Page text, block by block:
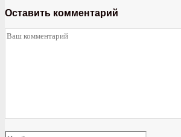
Оставить комментарий